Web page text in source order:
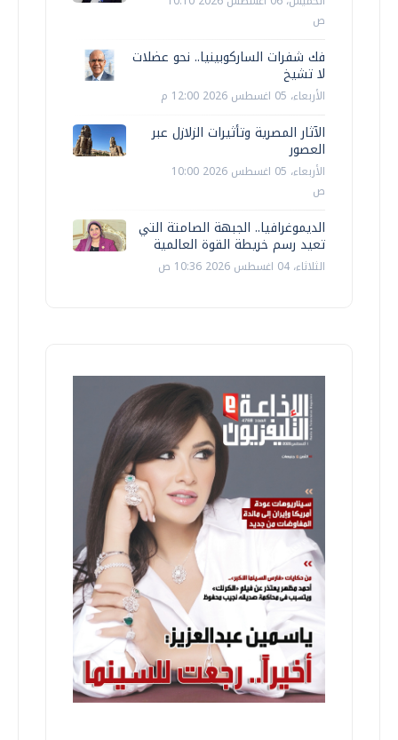
ص
فك شفرات الساركوبينيا.. نحو عضلات
لا تشيخ
الأربعاء، 05 اغسطس 2026 12:00 م
الآثار المصرية وتأثيرات الزلازل عبر
العصور
الأربعاء، 05 اغسطس 2026 10:00
ص
الديموغرافيا.. الجبهة الصامتة التي
تعيد رسم خريطة القوة العالمية
الثلاثاء، 04 اغسطس 2026 10:36 ص